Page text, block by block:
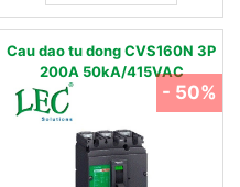
Cau dao tu dong CVS160N 3P
200A 50kA/415VAC
- 50%